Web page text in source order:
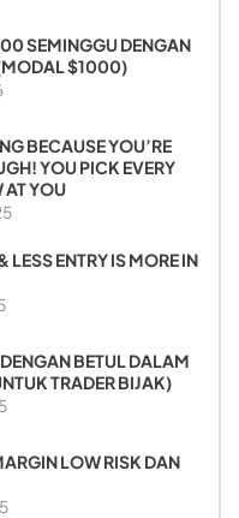
SEMINGGU DENGAN
$1000)
BECAUSE YOU’RE
YOU PICK EVERY
AT YOU
LESS ENTRY IS MORE IN
BETUL DALAM
TRADER BIJAK)
LOW RISK DAN